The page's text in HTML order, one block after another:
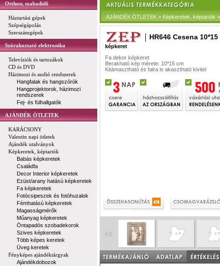
Otthon, szabadidő
Háztartási gépek
Szépségápolás
Szerszámgépek
Szórakoztató elektronika
Televíziók és tartozákok
CD és DVD
Házimozi és audió rendszerek
Hangfalak és hangszórók
Hangprojektorok, házimozi
rendszerek
Fej- és fülhallgatók
AJÁNDÉK ÖTLETEK
KARÁCSONY
Valentin napi ötletek
Ajándék utalványok
Képkeretek, képtartók
Babás képkeretek
Családfa
Decor Interior képkeretek
Ezüst/arany hatású képkeretek
Fa képkeretek
Fotócsipeszek és fotóhuzalok
Fémhatású képkeretek
Magasságmérők
Műanyag képkeretek
Öntapadós szobadekorok
Szives képkeretek
Több képes keretek
Üveg keretek
Fényképes ajándéktárgyak
Ajándékdobozok
AJÁNDÉK ÖTLETEK » Képkeretek, képtartók
HR646 Cesena 10*15
képkeret
Fa dekor képkeret
Berakható kép mérete: 10*15 cm
Kitámasztható és falra is akasztható kivitel